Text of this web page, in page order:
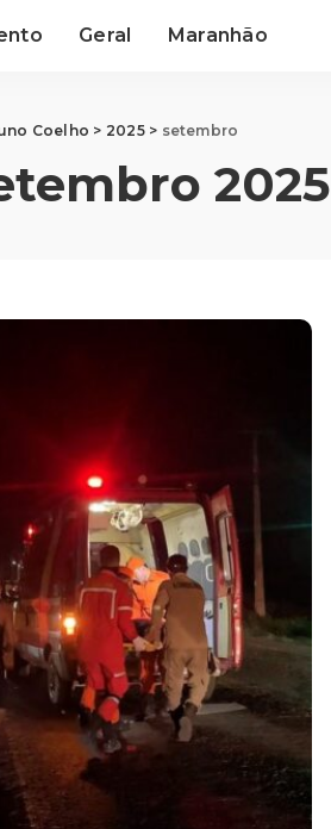
Geral Maranhão
Coelho > 2025> setembro
2025